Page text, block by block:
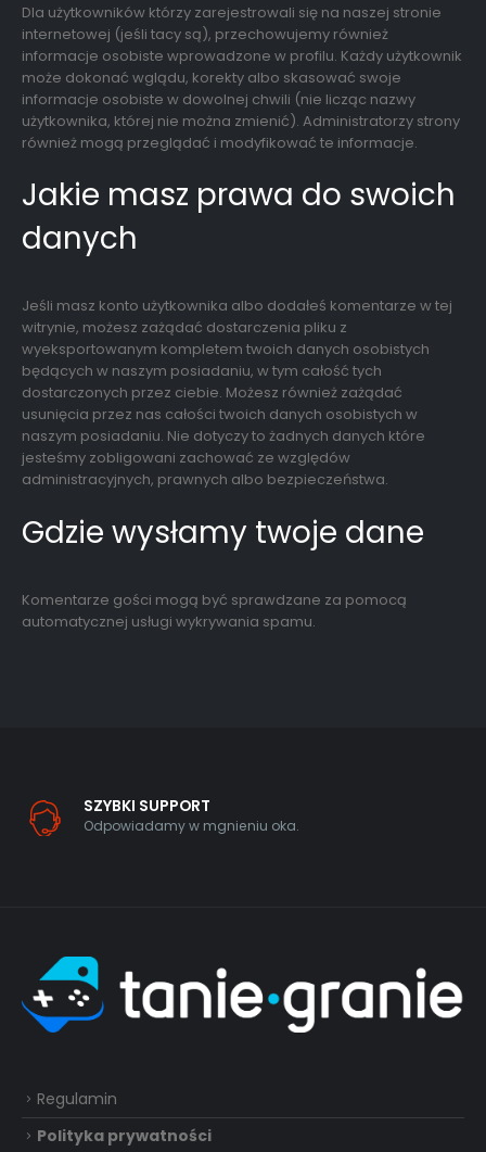
Dla użytkowników którzy zarejestrowali się na naszej stronie
internetowej (jeśli tacy są), przechowujemy również
informacje osobiste wprowadzone w profilu. Każdy użytkownik
może dokonać wglądu, korekty albo skasować swoje
informacje osobiste w dowolnej chwili (nie licząc nazwy
użytkownika, której nie można zmienić). Administratorzy strony
również mogą przeglądać i modyfikować te informacje.
Jakie masz prawa do swoich
danych
Jeśli masz konto użytkownika albo dodałeś komentarze w tej
witrynie, możesz zażądać dostarczenia pliku z
wyeksportowanym kompletem twoich danych osobistych
będących w naszym posiadaniu, w tym całość tych
dostarczonych przez ciebie. Możesz również zażądać
usunięcia przez nas całości twoich danych osobistych w
naszym posiadaniu. Nie dotyczy to żadnych danych które
jesteśmy zobligowani zachować ze względów
administracyjnych, prawnych albo bezpieczeństwa.
Gdzie wysłamy twoje dane
Komentarze gości mogą być sprawdzane za pomocą
automatycznej usługi wykrywania spamu.
SZYBKI SUPPORT
Odpowiadamy w mgnieniu oka.
Regulamin
Polityka prywatności